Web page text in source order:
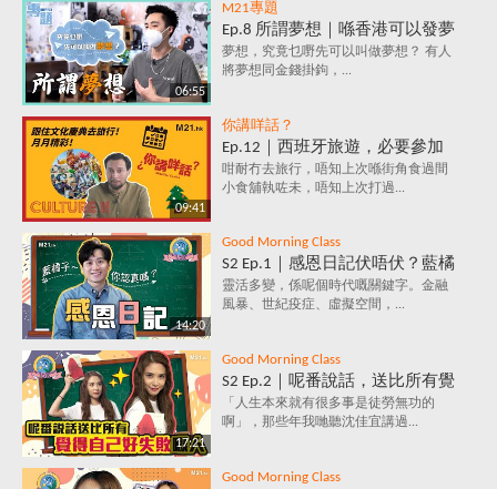
06:55
M21專題
Ep.8 所謂夢想｜喺香港可以發夢
嗎？夢想究竟係咩？追夢=金錢
+金錢+金錢？
夢想，究竟乜嘢先可以叫做夢想？ 有人
將夢想同金錢掛鉤，...
09:41
你講咩話？
Ep.12｜西班牙旅遊，必要參加
的文化慶典活動✈️ 跟住節日去旅
行～月月精彩！
咁耐冇去旅行，唔知上次喺街角食過間
小食舖執咗未，唔知上次打過...
14:20
Good Morning Class
S2 Ep.1｜感恩日記伏唔伏？藍橘
子為你解構，究竟係乜嘢原理，
每天寫低3件感恩事件，就會影
靈活多變，係呢個時代嘅關鍵字。金融
風暴、世紀疫症、虛擬空間，...
17:21
Good Morning Class
S2 Ep.2｜呢番說話，送比所有覺
得自己好失敗嘅人｜放棄好唔
好？堅持值唔值？人生到底有咩
「人生本來就有很多事是徒勞無功的
啊」，那些年我哋聽沈佳宜講過...
Good Morning Class